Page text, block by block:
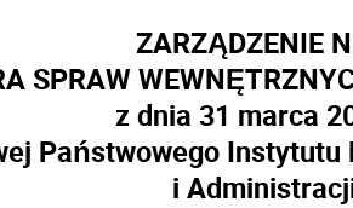
ZARZĄDZENIE
SPRAW
z dnia 31 marca
Państwowego
i